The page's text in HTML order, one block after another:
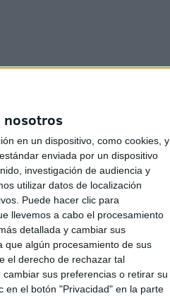
nosotros
en un dispositivo, como cookies, y
enviada por un dispositivo
investigación de audiencia y
utilizar datos de localización
Puede hacer clic para
llevemos a cabo el procesamiento
detallada y cambiar sus
que algún procesamiento de sus
el derecho de rechazar tal
sus preferencias o retirar su
en el botón "Privacidad" en la parte
las 60
les
de
el modo
y